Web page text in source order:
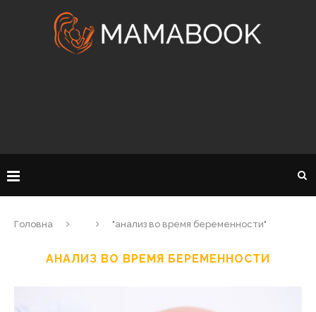
Головна "анализ во время беременности"
АНАЛИЗ ВО ВРЕМЯ БЕРЕМЕННОСТИ